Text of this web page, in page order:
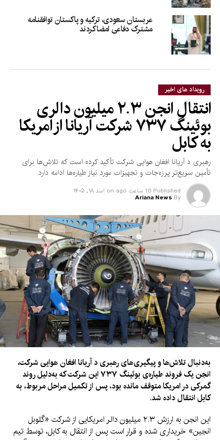
عربستان سعودی، ترکیه و پاکستان توافقنامه
مشترک دفاعی امضا کردند
رویداد های اخیر
انتقال انجن ۲.۳ میلیون دالری
بوئینگ ۷۳۷ شرکت آریانا از امریکا
به کابل
رهبری د آریانا افغان هوایی شرکت تأکید کرده است که تلاش‌ها برای
تأمین سریع‌تر پرزه‌جات و تجهیزات مورد نیاز طیاره‌ها ادامه دارد.
Published 16 ساعت ago on اسد ۱۸, ۱۴۰۵
By
Ariana News
به‌دنبال تلاش‌ها و پیگیری‌های رهبری د آریانا افغان هوایی شرکت،
انجن یک فروند طیاره‌ی بوئینگ ۷۳۷ این شرکت که به‌دلیل روند
گمرکی در امریکا متوقف مانده بود، پس از تکمیل مراحل مربوط، به
کابل انتقال داده شد.
این انجن به ارزش ۲.۳ میلیون دالر امریکایی از شرکت «گلوبل
انجین» خریداری شده و قرار است پس از انتقال به کابل، توسط تیم